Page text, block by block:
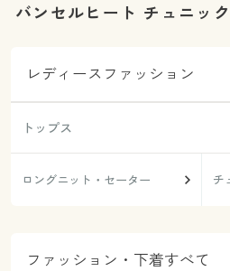
バンセルヒート チュニッ
レディースファッション
トップス
ロングニット・セーター チ
ファッション・下着すべて